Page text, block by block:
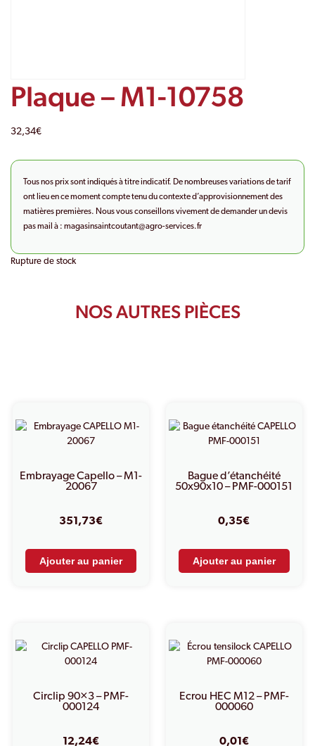
Plaque – M1-10758
32,34€
Tous nos prix sont indiqués à titre indicatif. De nombreuses variations de tarif
ont lieu en ce moment compte tenu du contexte d’approvisionnement des
matières premières. Nous vous conseillons vivement de demander un devis
pas mail à : magasinsaintcoutant@agro-services.fr
Rupture de stock
NOS AUTRES PIÈCES
Embrayage Capello – M1-
20067
351,73€
Ajouter au panier
Bague d’étanchéité
50x90x10 – PMF-000151
0,35€
Ajouter au panier
Circlip 90×3 – PMF-
000124
12,24€
Ecrou HEC M12 – PMF-
000060
0,01 €